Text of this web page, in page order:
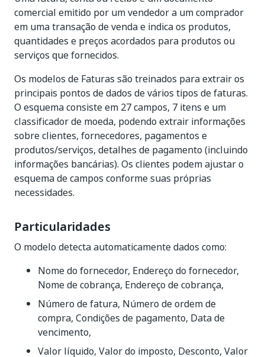
comercial emitido por um vendedor a um comprador
em uma transação de venda e indica os produtos,
quantidades e preços acordados para produtos ou
serviços que fornecidos.
Os modelos de Faturas são treinados para extrair os
principais pontos de dados de vários tipos de faturas.
O esquema consiste em 27 campos, 7 itens e um
classificador de moeda, podendo extrair informações
sobre clientes, fornecedores, pagamentos e
produtos/serviços, detalhes de pagamento (incluindo
informações bancárias). Os clientes podem ajustar o
esquema de campos conforme suas próprias
necessidades.
Particularidades
O modelo detecta automaticamente dados como:
Nome do fornecedor, Endereço do fornecedor,
Nome de cobrança, Endereço de cobrança,
Número de fatura, Número de ordem de
compra, Condições de pagamento, Data de
vencimento,
Valor líquido, Valor do imposto, Desconto, Valor